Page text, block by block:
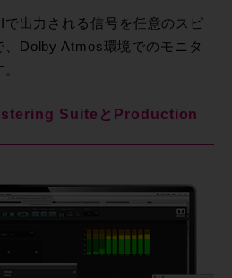
出力される信号を任意のスピ
Dolby Atmos環境でのモニタ
SuiteとProduction